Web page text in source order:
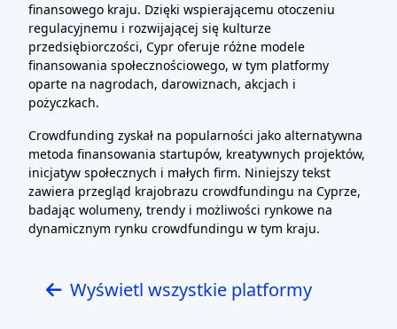
finansowego kraju. Dzięki wspierającemu otoczeniu
regulacyjnemu i rozwijającej się kulturze
przedsiębiorczości, Cypr oferuje różne modele
finansowania społecznościowego, w tym platformy
oparte na nagrodach, darowiznach, akcjach i
pożyczkach.
Crowdfunding zyskał na popularności jako alternatywna
metoda finansowania startupów, kreatywnych projektów,
inicjatyw społecznych i małych firm. Niniejszy tekst
zawiera przegląd krajobrazu crowdfundingu na Cyprze,
badając wolumeny, trendy i możliwości rynkowe na
dynamicznym rynku crowdfundingu w tym kraju.
Wyświetl wszystkie platformy